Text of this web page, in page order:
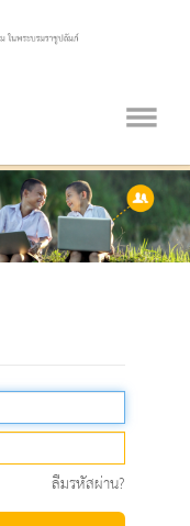
ลืมรหัสผ่าน?